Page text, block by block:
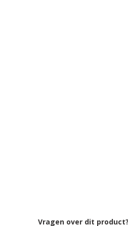
Vragen over dit product?